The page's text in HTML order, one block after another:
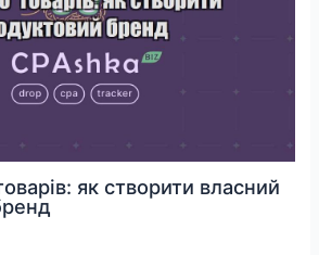
як створити власний